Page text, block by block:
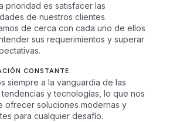
prioridad es satisfacer las
de nuestros clientes.
de cerca con cada uno de ellos
sus requerimientos y superar
CONSTANTE.
siempre a la vanguardia de las
tendencias y tecnologías, lo que nos
ofrecer soluciones modernas y
para cualquier desafío.